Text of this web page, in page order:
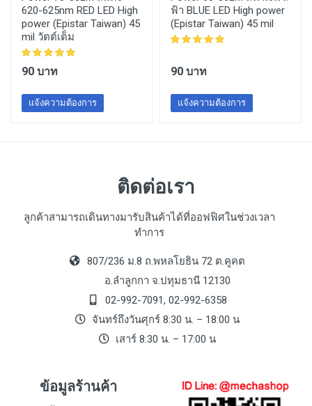
620-625nm RED LED High
power (Epistar Taiwan) 45
mil วัตต์เต็ม
90 บาท
แจ้งความต้องการ
ฟ้า BLUE LED High power
(Epistar Taiwan) 45 mil
90 บาท
แจ้งความต้องการ
ติดต่อเรา
ลูกค้าสามารถเดินทางมารับสินค้าได้ที่ออฟฟิศในช่วงเวลา
ทำการ
807/236 ม.8 ถ.พหลโยธิน 72 ต.คูคต
อ.ลำลูกกา จ.ปทุมธานี 12130
02-992-7091, 02-992-6358
จันทร์ถึงวันศุกร์ 8:30 น. – 18:00 น
เสาร์ 8:30 น. – 17:00 น
ข้อมูลร้านค้า